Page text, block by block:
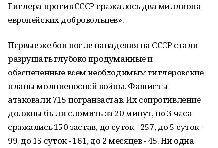
Гитлера против СССР сражалось два миллиона
европейских добровольцев».
Первые же бои после нападения на СССР стали
разрушать глубоко продуманные и
обеспеченные всем необходимым гитлеровские
планы молниеносной войны. Фашисты
атаковали 715 погранзастав. Их сопротивление
должны были сломить за 20 минут, но 3 часа
сражались 150 застав, до суток - 257, до 5 суток -
99, до 15 суток - 161, до 2 месяцев - 45. Ни одна